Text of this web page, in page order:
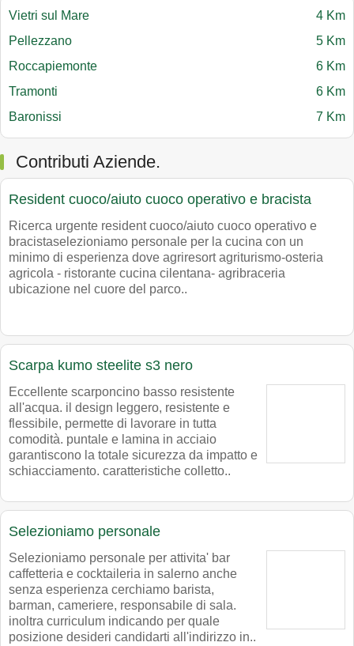
Vietri sul Mare
4 Km
Pellezzano
5 Km
Roccapiemonte
6 Km
Tramonti
6 Km
Baronissi
7 Km
Contributi Aziende.
Resident cuoco/aiuto cuoco operativo e bracista
Ricerca urgente resident cuoco/aiuto cuoco operativo e
bracistaselezioniamo personale per la cucina con un
minimo di esperienza dove agriresort agriturismo-osteria
agricola - ristorante cucina cilentana- agribraceria
ubicazione nel cuore del parco..
Scarpa kumo steelite s3 nero
Eccellente scarponcino basso resistente
all'acqua. il design leggero, resistente e
flessibile, permette di lavorare in tutta
comodità. puntale e lamina in acciaio
garantiscono la totale sicurezza da impatto e
schiacciamento. caratteristiche colletto..
Selezioniamo personale
Selezioniamo personale per attivita' bar
caffetteria e cocktaileria in salerno anche
senza esperienza cerchiamo barista,
barman, cameriere, responsabile di sala.
inoltra curriculum indicando per quale
posizione desideri candidarti all'indirizzo in..